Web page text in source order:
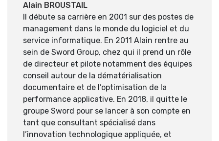
Alain BROUSTAIL
Il débute sa carrière en 2001 sur des postes de
management dans le monde du logiciel et du
service informatique. En 2011 Alain rentre au
sein de Sword Group, chez qui il prend un rôle
de directeur et pilote notamment des équipes
conseil autour de la dématérialisation
documentaire et de l’optimisation de la
performance applicative. En 2018, il quitte le
groupe Sword pour se lancer à son compte en
tant que consultant spécialisé dans
l’innovation technologique appliquée, et